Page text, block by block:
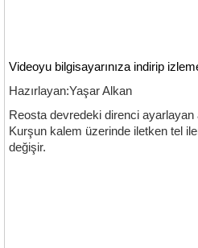
Videoyu bilgisayarınıza indirip
Hazırlayan:Yaşar Alkan
Reosta devredeki direnci
Kurşun kalem üzerinde iletken tel
değişir.